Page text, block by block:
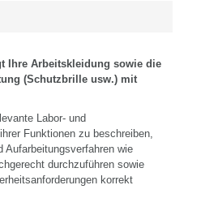
Ihre Arbeitskleidung sowie die
(Schutzbrille usw.) mit
Labor- und
Funktionen zu beschreiben,
Aufarbeitungsverfahren wie
durchzuführen sowie
korrekt